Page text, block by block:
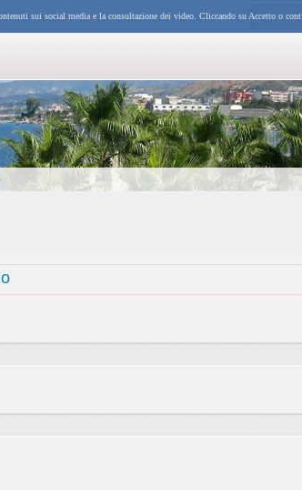
sui social media e la consultazione dei video. Cliccando su Accetto o